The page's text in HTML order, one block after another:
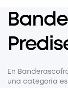
En
una categoría